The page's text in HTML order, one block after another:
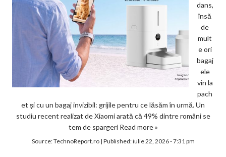
dans,
însă
de
mult
e ori
bagaj
ele
vin la
pach
et și cu un bagaj invizibil: grijile pentru ce lăsăm în urmă. Un
studiu recent realizat de Xiaomi arată că 49% dintre români se
tem de spargeri Read more »
Source:TechnoReport.ro| Published:iulie 22, 2026 - 7:31 pm